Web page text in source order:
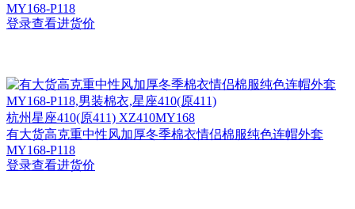
MY168-P118
登录查看进货价
杭州星座410(原411) XZ410MY168
有大货高克重中性风加厚冬季棉衣情侣棉服纯色连帽外套
MY168-P118
登录查看进货价